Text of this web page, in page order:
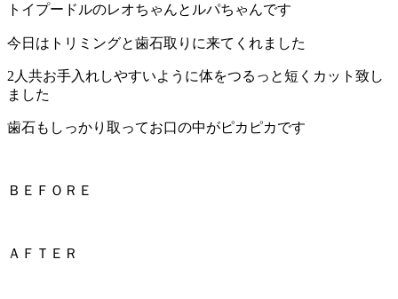
ト
サ
ロ
ン・
ペ
ト
トイプードルのレオちゃんとルパちゃんです
今日はトリミングと歯石取りに来てくれました
2人共お手入れしやすいように体をつるっと短くカット致し
ました
歯石もしっかり取ってお口の中がピカピカです
ＢＥＦＯＲＥ
ＡＦＴＥＲ